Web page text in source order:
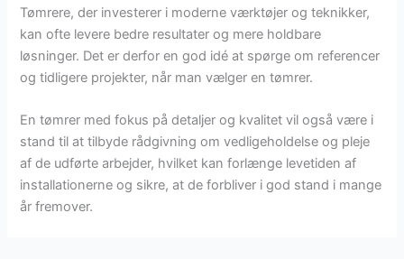
Tømrere, der investerer i moderne værktøjer og teknikker,
kan ofte levere bedre resultater og mere holdbare
løsninger. Det er derfor en god idé at spørge om referencer
og tidligere projekter, når man vælger en tømrer.
En tømrer med fokus på detaljer og kvalitet vil også være i
stand til at tilbyde rådgivning om vedligeholdelse og pleje
af de udførte arbejder, hvilket kan forlænge levetiden af
installationerne og sikre, at de forbliver i god stand i mange
år fremover.